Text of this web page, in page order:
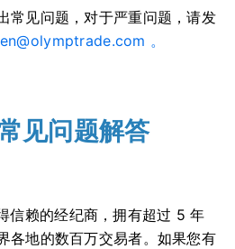
常见问题，对于严重问题，请发
。
见问题解答
信赖的经纪商，拥有超过 5 年
各地的数百万交易者。如果您有